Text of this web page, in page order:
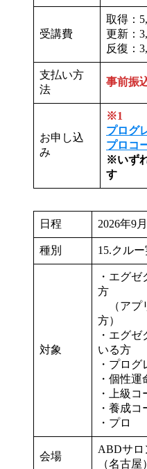
受講費
取得：
更新：
反復：
支払い方
法
事前振
お申し込
み
※1
プログ
プロコ
※いず
す
日程 2026年9
種別 15.クル
対象
・エグ
方
（アプ
方）
・エグ
いる方
・プログ
・個性運
・上級コ
・養成コ
・プロ
会場
ABDサロ
（名古屋）